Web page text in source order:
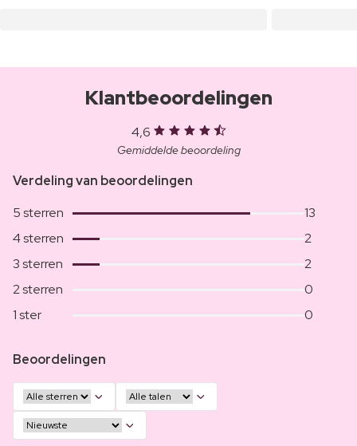
Klantbeoordelingen
4,6
Gemiddelde beoordeling
Verdeling van beoordelingen
5 sterren
13
4 sterren
2
3 sterren
2
2 sterren
0
1 ster
0
Beoordelingen